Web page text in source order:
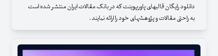
دانلود رایگان قالبهای پاورپوینت که در بانک مقالات ایران منتشر شده است
به راحتی مقالات و پژوهشهای خود را ارائه نمایند .